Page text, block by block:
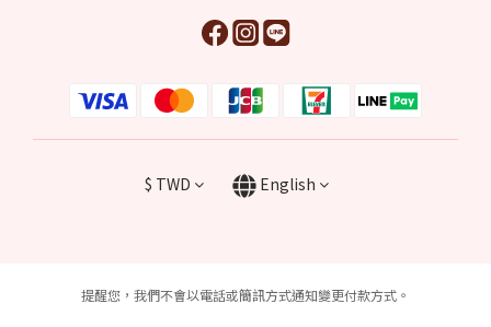
$ TWD English
提醒您，我們不會以電話或簡訊方式通知變更付款方式。